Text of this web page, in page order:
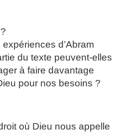
d’Abram
du texte peuvent-elles
à faire davantage
pour nos besoins ?
où Dieu nous appelle